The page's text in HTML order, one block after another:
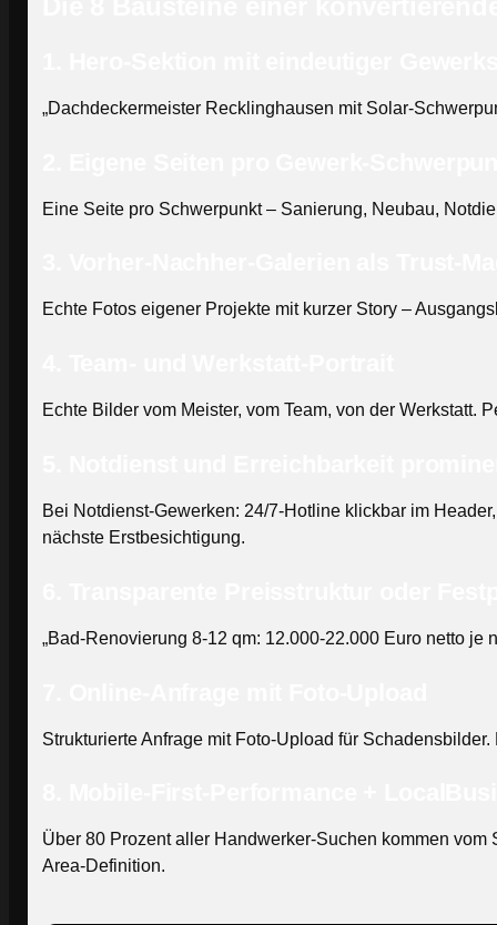
„Dachdeckermeister Recklinghausen mit Solar-
Eine Seite pro Schwerpunkt – Sanierung, Neubau,
Echte Fotos eigener Projekte mit kurzer Story –
Echte Bilder vom Meister, vom Team, von der
Bei Notdienst-Gewerken: 24/7-Hotline klickbar im
nächste Erstbesichtigung.
„Bad-Renovierung 8-12 qm: 12.000-22.000 Euro netto
Strukturierte Anfrage mit Foto-Upload für
Über 80 Prozent aller Handwerker-Suchen kommen
Area-Definition.